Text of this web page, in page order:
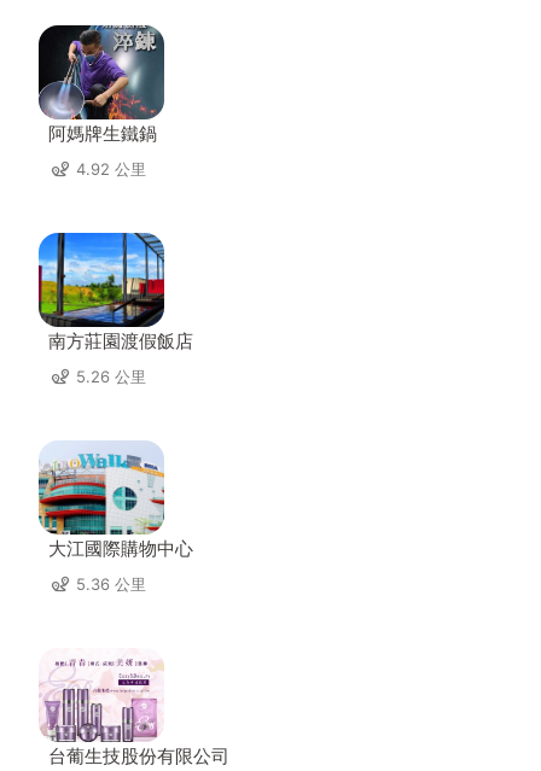
阿媽牌生鐵鍋
4.92 公里
南方莊園渡假飯店
5.26 公里
大江國際購物中心
5.36 公里
台葡生技股份有限公司